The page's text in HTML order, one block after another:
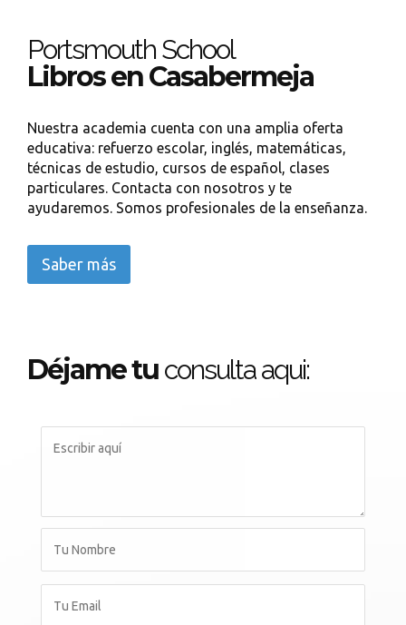
Portsmouth School
Libros en Casabermeja
Nuestra academia cuenta con una amplia oferta
educativa: refuerzo escolar, inglés, matemáticas,
técnicas de estudio, cursos de español, clases
particulares. Contacta con nosotros y te
ayudaremos. Somos profesionales de la enseñanza.
Saber más
Déjame tu consulta aqui: